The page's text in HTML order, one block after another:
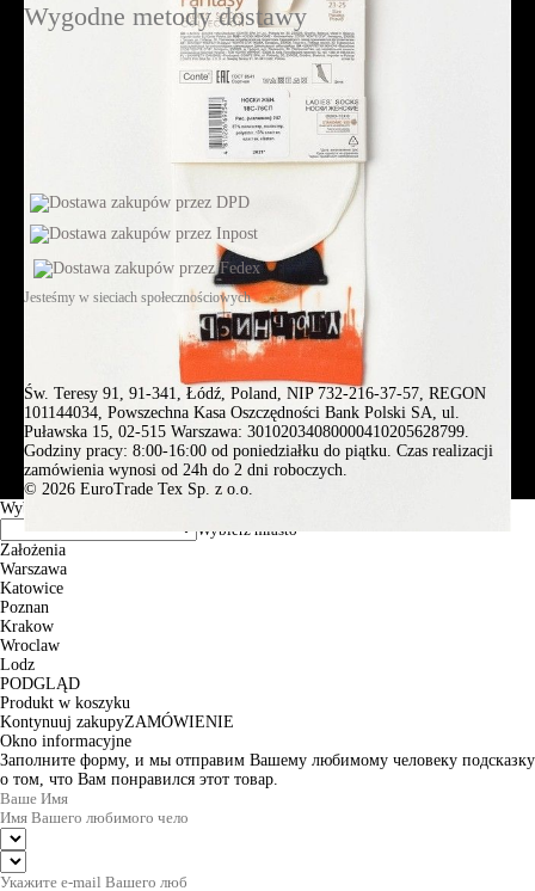
Wygodne metody dostawy
Jesteśmy w sieciach społecznościowych
Św. Teresy 91, 91-341, Łódź, Poland, NIP 732-216-37-57, REGON
101144034, Powszechna Kasa Oszczędności Bank Polski SA, ul.
Puławska 15, 02-515 Warszawa: 30102034080000410205628799.
Godziny pracy: 8:00-16:00 od poniedziałku do piątku. Czas realizacji
zamówienia wynosi od 24h do 2 dni roboczych.
© 2026 EuroTrade Tex Sp. z o.o.
Wybierz miasta
Założenia
Warszawa
Katowice
Poznan
Krakow
Wroclaw
Lodz
PODGLĄD
Produkt w koszyku
Kontynuuj zakupyZAMÓWIENIE
Okno informacyjne
Заполните форму, и мы отправим Вашему любимому человеку подсказку
о том, что Вам понравился этот товар.